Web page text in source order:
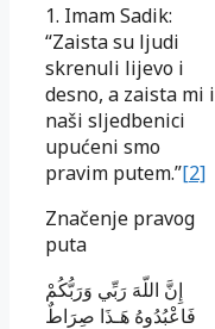
1. Imam Sadik:
“Zaista su ljudi
skrenuli lijevo i
desno, a zaista mi i
naši sljedbenici
upućeni smo
pravim putem.”[2]
Značenje pravog
puta
إِنَّ اللّهَ رَبِّي وَرَبُّكُمْ
فَاعْبُدُوهُ هَـذَا صِرَاطٌ